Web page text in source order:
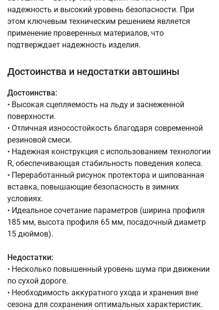
надежность и высокий уровень безопасности. При
этом ключевым техническим решением является
применение проверенных материалов, что
подтверждает надежность изделия.
Достоинства и недостатки автошины
Достоинства:
• Высокая сцепляемость на льду и заснеженной
поверхности.
• Отличная износостойкость благодаря современной
резиновой смеси.
• Надежная конструкция с использованием технологии
R, обеспечивающая стабильность поведения колеса.
• Переработанный рисунок протектора и шипованная
вставка, повышающие безопасность в зимних
условиях.
• Идеальное сочетание параметров (ширина профиля
185 мм, высота профиля 65 мм, посадочный диаметр
15 дюймов).
Недостатки:
• Несколько повышенный уровень шума при движении
по сухой дороге.
• Необходимость аккуратного ухода и хранения вне
сезона для сохранения оптимальных характеристик.